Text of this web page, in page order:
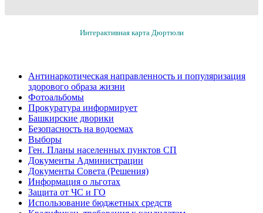
Интерактивная карта Дюртюли
Антинаркотическая направленность и популяризация
здорового образа жизни
Фотоальбомы
Прокуратура информирует
Башкирские дворики
Безопасность на водоемах
Выборы
Ген. Планы населенных пунктов СП
Документы Администрации
Документы Совета (Решения)
Информация о льготах
Защита от ЧС и ГО
Использование бюджетных средств